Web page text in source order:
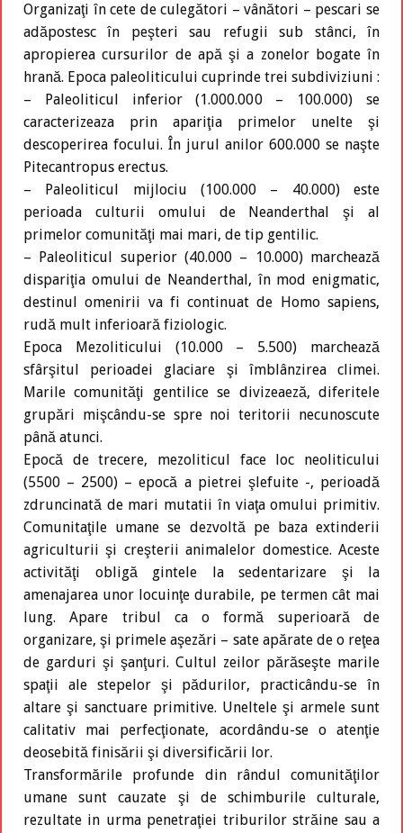
Organizaţi în cete de culegători – vânători – pescari se
adăpostesc în peşteri sau refugii sub stânci, în
apropierea cursurilor de apă şi a zonelor bogate în
hrană. Epoca paleoliticului cuprinde trei subdiviziuni :
– Paleoliticul inferior (1.000.000 – 100.000) se
caracterizeaza prin apariţia primelor unelte şi
descoperirea focului. În jurul anilor 600.000 se naşte
Pitecantropus erectus.
– Paleoliticul mijlociu (100.000 – 40.000) este
perioada culturii omului de Neanderthal şi al
primelor comunităţi mai mari, de tip gentilic.
– Paleoliticul superior (40.000 – 10.000) marchează
dispariţia omului de Neanderthal, în mod enigmatic,
destinul omenirii va fi continuat de Homo sapiens,
rudă mult inferioară fiziologic.
Epoca Mezoliticului (10.000 – 5.500) marchează
sfârşitul perioadei glaciare şi îmblânzirea climei.
Marile comunităţi gentilice se divizeaeză, diferitele
grupări mişcându-se spre noi teritorii necunoscute
până atunci.
Epocă de trecere, mezoliticul face loc neoliticului
(5500 – 2500) – epocă a pietrei şlefuite -, perioadă
zdruncinată de mari mutatii în viaţa omului primitiv.
Comunitaţile umane se dezvoltă pe baza extinderii
agriculturii şi creşterii animalelor domestice. Aceste
activităţi obligă gintele la sedentarizare şi la
amenajarea unor locuinţe durabile, pe termen cât mai
lung. Apare tribul ca o formă superioară de
organizare, şi primele aşezări – sate apărate de o reţea
de garduri şi şanţuri. Cultul zeilor părăseşte marile
spaţii ale stepelor şi pădurilor, practicându-se în
altare şi sanctuare primitive. Uneltele şi armele sunt
calitativ mai perfecţionate, acordându-se o atenţie
deosebită finisării şi diversificării lor.
Transformările profunde din rândul comunităţilor
umane sunt cauzate şi de schimburile culturale,
rezultate in urma penetraţiei triburilor străine sau a